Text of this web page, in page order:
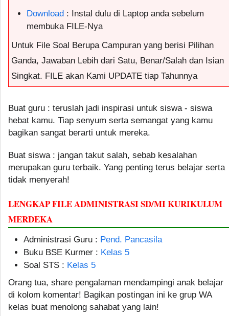
Download : Instal dulu di Laptop anda sebelum
membuka FILE-Nya
Untuk File Soal Berupa Campuran yang berisi Pilihan
Ganda, Jawaban Lebih dari Satu, Benar/Salah dan Isian
Singkat. FILE akan Kami UPDATE tiap Tahunnya
Buat guru : teruslah jadi inspirasi untuk siswa - siswa
hebat kamu. Tiap senyum serta semangat yang kamu
bagikan sangat berarti untuk mereka.
Buat siswa : jangan takut salah, sebab kesalahan
merupakan guru terbaik. Yang penting terus belajar serta
tidak menyerah!
LENGKAP FILE ADMINISTRASI SD/MI KURIKULUM
MERDEKA
Administrasi Guru : Pend. Pancasila
Buku BSE Kurmer : Kelas 5
Soal STS : Kelas 5
Orang tua, share pengalaman mendampingi anak belajar
di kolom komentar! Bagikan postingan ini ke grup WA
kelas buat menolong sahabat yang lain!